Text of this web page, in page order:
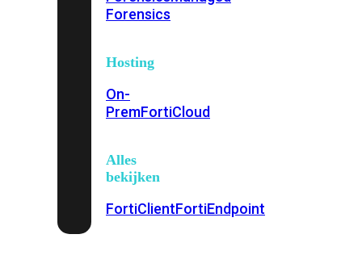
Forensics
Hosting
On-
PremFortiCloud
Alles
bekijken
FortiClientFortiEndpoint